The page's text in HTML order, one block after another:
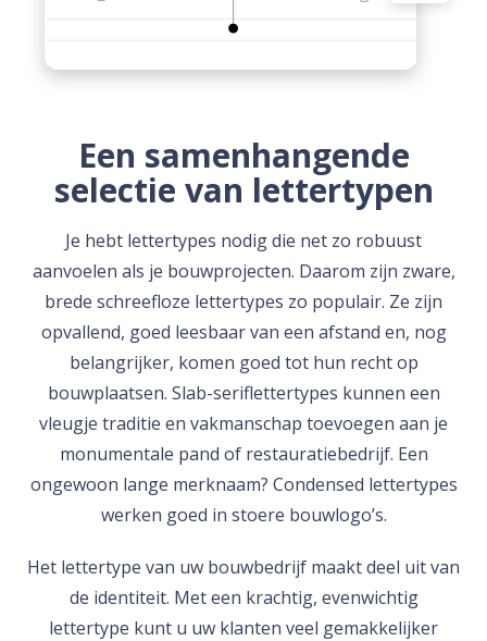
Een samenhangende
selectie van lettertypen
Je hebt lettertypes nodig die net zo robuust
aanvoelen als je bouwprojecten. Daarom zijn zware,
brede schreefloze lettertypes zo populair. Ze zijn
opvallend, goed leesbaar van een afstand en, nog
belangrijker, komen goed tot hun recht op
bouwplaatsen. Slab-seriflettertypes kunnen een
vleugje traditie en vakmanschap toevoegen aan je
monumentale pand of restauratiebedrijf. Een
ongewoon lange merknaam? Condensed lettertypes
werken goed in stoere bouwlogo’s.
Het lettertype van uw bouwbedrijf maakt deel uit van
de identiteit. Met een krachtig, evenwichtig
lettertype kunt u uw klanten veel gemakkelijker